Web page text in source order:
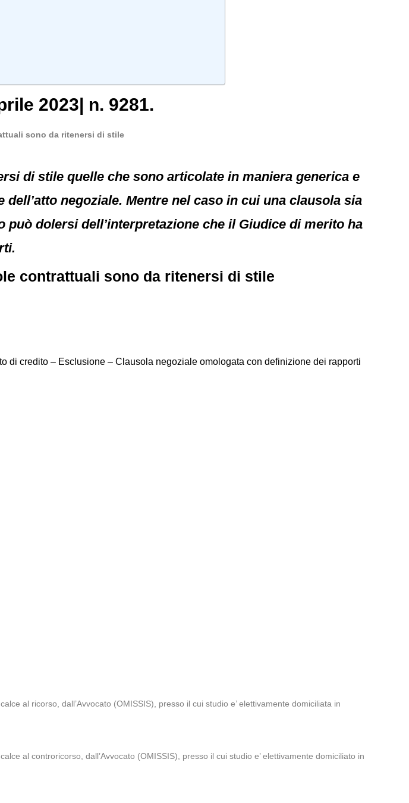
2023| n. 9281.
sono da ritenersi di stile
di stile quelle che sono articolate in maniera generica e
negoziale. Mentre nel caso in cui una clausola sia
dolersi dell’interpretazione che il Giudice di merito ha
contrattuali sono da ritenersi di stile
di credito – Esclusione – Clausola negoziale omologata con definizione dei rapporti
al ricorso, dall’Avvocato (OMISSIS), presso il cui studio e’ elettivamente domiciliata in
al controricorso, dall’Avvocato (OMISSIS), presso il cui studio e’ elettivamente domiciliato in